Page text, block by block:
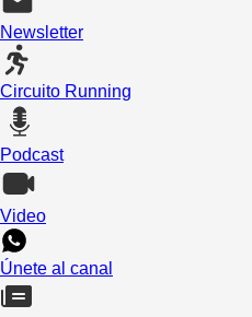
Newsletter
Circuito Running
Podcast
Video
Únete al canal